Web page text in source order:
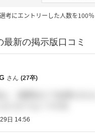
考にエントリーした人数を100％
最新の掲示版口コミ
さん (27卒)
は、1週間ほどで結果がき
日 14:56